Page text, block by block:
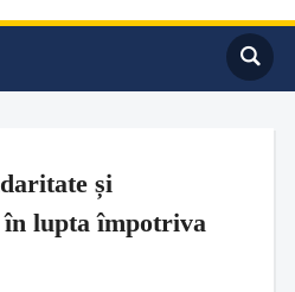
și
în lupta împotriva